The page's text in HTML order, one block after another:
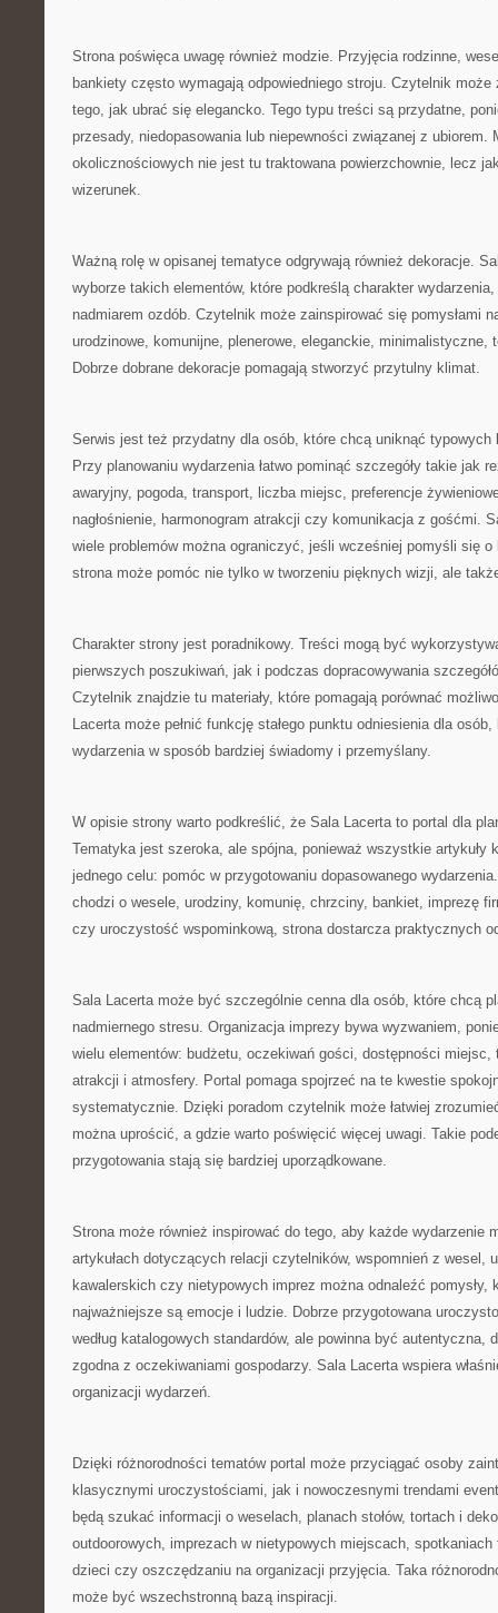
Strona poświęca uwagę również modzie. Przyjęcia rodzinne,
bankiety często wymagają odpowiedniego stroju. Czytelnik
tego, jak ubrać się elegancko. Tego typu treści są przydatne,
przesady, niedopasowania lub niepewności związanej z ubiorem.
okolicznościowych nie jest tu traktowana powierzchownie, lecz
wizerunek.
Ważną rolę w opisanej tematyce odgrywają również dekoracje.
wyborze takich elementów, które podkreślą charakter
nadmiarem ozdób. Czytelnik może zainspirować się pomysłami
urodzinowe, komunijne, plenerowe, eleganckie, minimalistyczne,
Dobrze dobrane dekoracje pomagają stworzyć przytulny klimat.
Serwis jest też przydatny dla osób, które chcą uniknąć typowych
Przy planowaniu wydarzenia łatwo pominąć szczegóły takie jak
awaryjny, pogoda, transport, liczba miejsc, preferencje
nagłośnienie, harmonogram atrakcji czy komunikacja z gośćmi.
wiele problemów można ograniczyć, jeśli wcześniej pomyśli się
strona może pomóc nie tylko w tworzeniu pięknych wizji, ale
Charakter strony jest poradnikowy. Treści mogą być
pierwszych poszukiwań, jak i podczas dopracowywania
Czytelnik znajdzie tu materiały, które pomagają porównać
Lacerta może pełnić funkcję stałego punktu odniesienia dla
wydarzenia w sposób bardziej świadomy i przemyślany.
W opisie strony warto podkreślić, że Sala Lacerta to portal dla
Tematyka jest szeroka, ale spójna, ponieważ wszystkie artykuły
jednego celu: pomóc w przygotowaniu dopasowanego
chodzi o wesele, urodziny, komunię, chrzciny, bankiet, imprezę
czy uroczystość wspominkową, strona dostarcza praktycznych
Sala Lacerta może być szczególnie cenna dla osób, które chcą
nadmiernego stresu. Organizacja imprezy bywa wyzwaniem,
wielu elementów: budżetu, oczekiwań gości, dostępności miejsc,
atrakcji i atmosfery. Portal pomaga spojrzeć na te kwestie
systematycznie. Dzięki poradom czytelnik może łatwiej
można uprościć, a gdzie warto poświęcić więcej uwagi. Takie
przygotowania stają się bardziej uporządkowane.
Strona może również inspirować do tego, aby każde wydarzenie
artykułach dotyczących relacji czytelników, wspomnień z wesel,
kawalerskich czy nietypowych imprez można odnaleźć pomysły,
najważniejsze są emocje i ludzie. Dobrze przygotowana
według katalogowych standardów, ale powinna być autentyczna,
zgodna z oczekiwaniami gospodarzy. Sala Lacerta wspiera
organizacji wydarzeń.
Dzięki różnorodności tematów portal może przyciągać osoby
klasycznymi uroczystościami, jak i nowoczesnymi trendami
będą szukać informacji o weselach, planach stołów, tortach i
outdoorowych, imprezach w nietypowych miejscach,
dzieci czy oszczędzaniu na organizacji przyjęcia. Taka
może być wszechstronną bazą inspiracji.